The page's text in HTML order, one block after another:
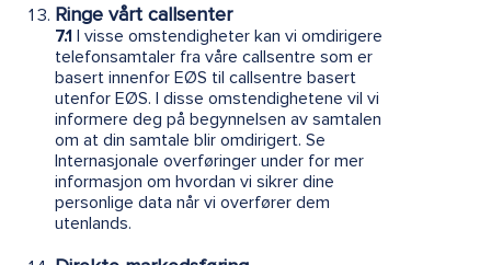
Ringe vårt callsenter
7.1 I visse omstendigheter kan vi omdirigere
telefonsamtaler fra våre callsentre som er
basert innenfor EØS til callsentre basert
utenfor EØS. I disse omstendighetene vil vi
informere deg på begynnelsen av samtalen
om at din samtale blir omdirigert. Se
Internasjonale overføringer under for mer
informasjon om hvordan vi sikrer dine
personlige data når vi overfører dem
utenlands.